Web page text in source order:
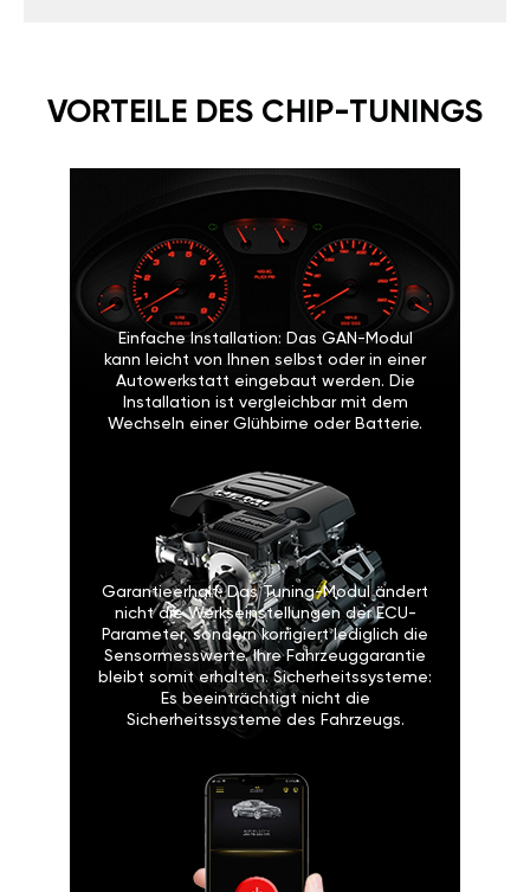
VORTEILE DES CHIP-TUNINGS
Einfache Installation: Das GAN-Modul
kann leicht von Ihnen selbst oder in einer
Autowerkstatt eingebaut werden. Die
Installation ist vergleichbar mit dem
Wechseln einer Glühbirne oder Batterie.
Garantieerhalt: Das Tuning-Modul ändert
nicht die Werkseinstellungen der ECU-
Parameter, sondern korrigiert lediglich die
Sensormesswerte. Ihre Fahrzeuggarantie
bleibt somit erhalten. Sicherheitssysteme:
Es beeinträchtigt nicht die
Sicherheitssysteme des Fahrzeugs.